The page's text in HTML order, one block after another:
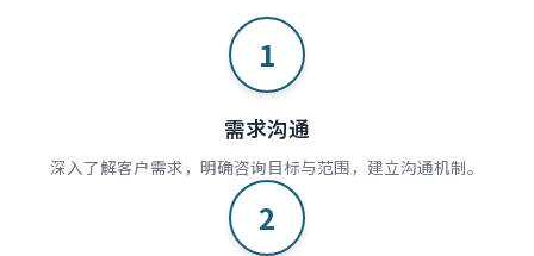
1
需求沟通
深入了解客户需求，明确咨询目标与范围，建立沟通机制。
2